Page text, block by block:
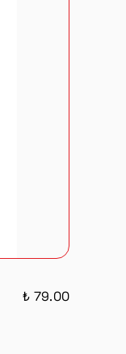
₺ 79.00